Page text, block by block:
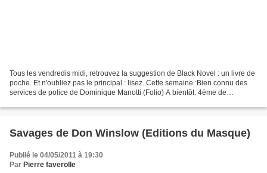
Tous les vendredis midi, retrouvez la suggestion de Black Novel : un livre de
poche. Et n'oubliez pas le principal : lisez. Cette semaine :Bien connu des
services de police de Dominique Manotti (Folio) A bientôt. 4ème de
Savages de Don Winslow (Editions du Masque)
Publié le 04/05/2011 à 19:30
Par Pierre faverolle